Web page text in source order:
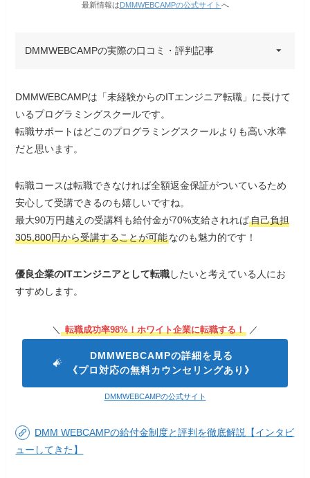
最新情報は DMMWEBCAMPの公式サイト へ
DMMWEBCAMPの実際の口コミ・評判記事
DMM WEBCAMPで転職したけど、すごい満足
の行く結果だったな。 キャリアサポートがし
数十万かけて通ってるわけだからモチベーショ
ンは否応なく高くなるし、効率よく転職したい
ならオススメ！
DMM WEBCAMPの給付金制度と評判を徹底解説【イン
タビューしてきた】
DMMWEBCAMPは「未経験からのITエンジニア転職」に長けて
いるプログラミングスクールです。
転職サポートはどこのプログラミングスクールよりも高い水準
だと思います。
転職コースは転職できなければ全額返金保証がついているため
安心して受講できるのも嬉しいですね。
最大90万円越えの受講料も給付金が70%支給されれば自己負担
305,800円から受講することが可能なのも魅力的です！
優良企業のITエンジニアとして転職したいと考えている人にお
すすめします。
＼ 転職成功率98%！ホワイト企業に転職する！ ／
DMMWEBCAMPの詳細を見る
《プロ対応の無料カウンセリングあり》
DMMWEBCAMPの公式サイト
DMM WEBCAMPの給付金制度と評判を徹底解説【インタビ
ューしてきた】